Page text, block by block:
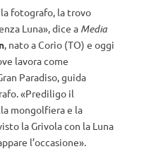
la fotografo, la trovo
Luna», dice a Media
, nato a Corio (TO) e oggi
lavora come
Paradiso, guida
«Prediligo il
mongolfiera e la
la Grivola con la Luna
l’occasione».